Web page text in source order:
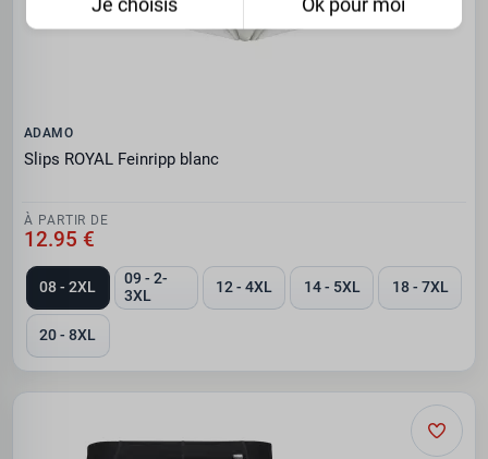
ADAMO
Slips ROYAL Feinripp blanc
À PARTIR DE
12.95 €
08 - 2XL
09 - 2-
3XL
12 - 4XL 14 - 5XL 18 - 7XL
20 - 8XL